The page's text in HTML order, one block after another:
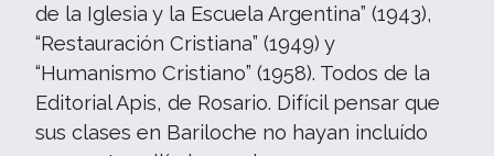
de la Iglesia y la Escuela Argentina” (1943),
“Restauración Cristiana” (1949) y
“Humanismo Cristiano” (1958). Todos de la
Editorial Apis, de Rosario. Difícil pensar que
sus clases en Bariloche no hayan incluído